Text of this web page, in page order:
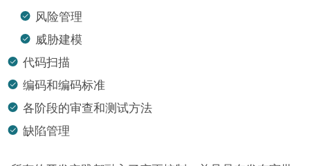
风险管理
威胁建模
代码扫描
编码和编码标准
各阶段的审查和测试方法
缺陷管理